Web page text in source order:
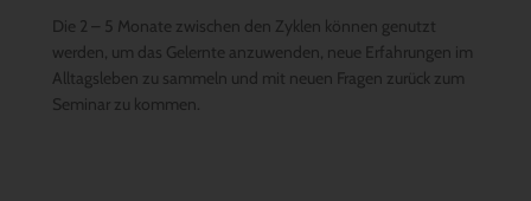
Die 2 – 5 Monate zwischen den Zyklen können genutzt
werden, um das Gelernte anzuwenden, neue Erfahrungen im
Alltagsleben zu sammeln und mit neuen Fragen zurück zum
Seminar zu kommen.